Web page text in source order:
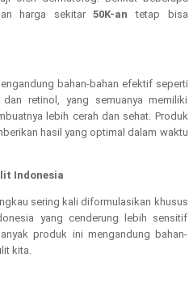
harga sekitar50K-an tetap bisa
bahan-bahan efektif seperti
retinol, yang semuanya memiliki
lebih cerah dan sehat. Produk
hasil yang optimal dalam waktu
Indonesia
sering kali diformulasikan khusus
yang cenderung lebih sensitif
produk ini mengandung bahan-
kita.